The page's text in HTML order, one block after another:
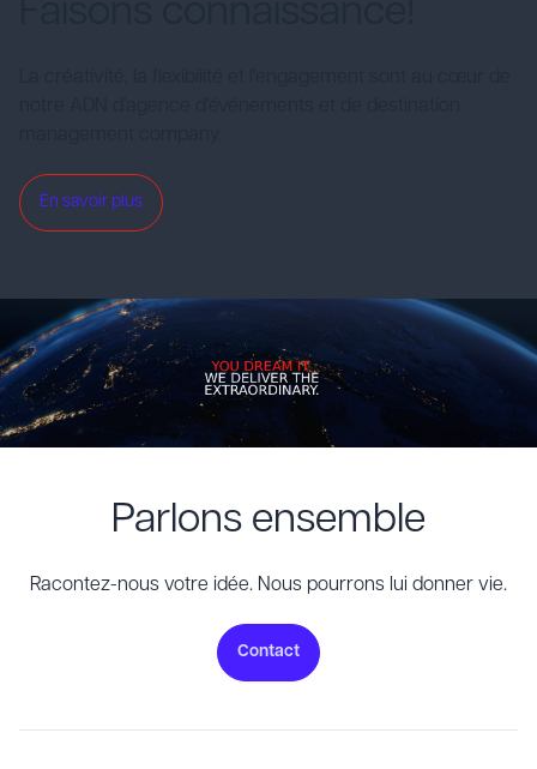
En savoir plus
Parlons ensemble
Racontez-nous votre idée. Nous pourrons lui donner vie.
Contact